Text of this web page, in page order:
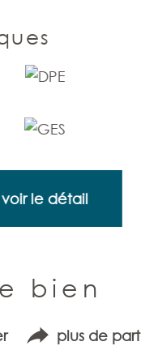
voir le détail
bien
plus de